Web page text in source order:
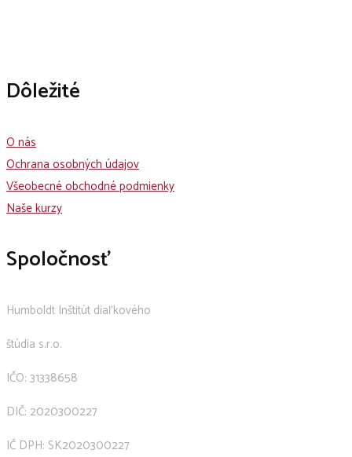
Dôležité
O nás
Ochrana osobných údajov
Všeobecné obchodné podmienky
Naše kurzy
Spoločnosť
Humboldt Inštitút diaľkového
štúdia s.r.o.
IČO: 31338658
DIČ: 2020300227
IČ DPH: SK2020300227